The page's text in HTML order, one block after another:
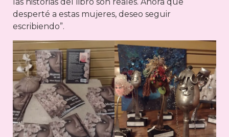
desperté a estas mujeres, deseo seguir
escribiendo”.